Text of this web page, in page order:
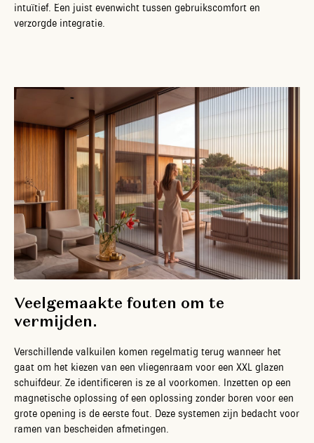
intuïtief. Een juist evenwicht tussen gebruikscomfort en
verzorgde integratie.
Veelgemaakte fouten om te
vermijden.
Verschillende valkuilen komen regelmatig terug wanneer het
gaat om het kiezen van een vliegenraam voor een XXL glazen
schuifdeur. Ze identificeren is ze al voorkomen. Inzetten op een
magnetische oplossing of een oplossing zonder boren voor een
grote opening is de eerste fout. Deze systemen zijn bedacht voor
ramen van bescheiden afmetingen.